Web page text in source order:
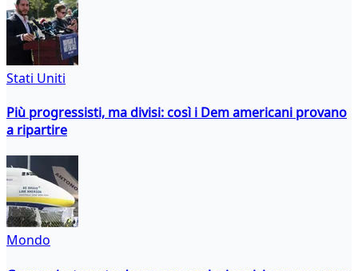
Stati Uniti
Più progressisti, ma divisi: così i Dem americani provano
a ripartire
Mondo